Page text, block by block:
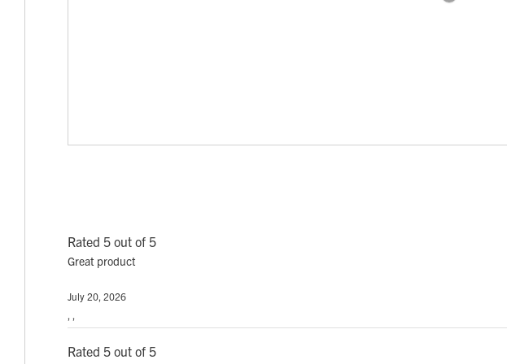
Rated 5 out of 5
Great product
July 20, 2026
, ,
Rated 5 out of 5